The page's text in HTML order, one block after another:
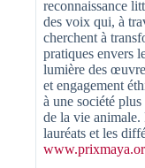
reconnaissance
des voix qui, à
cherchent à
pratiques envers
lumière des
et engagement
à une société
de la vie animale.
lauréats et les